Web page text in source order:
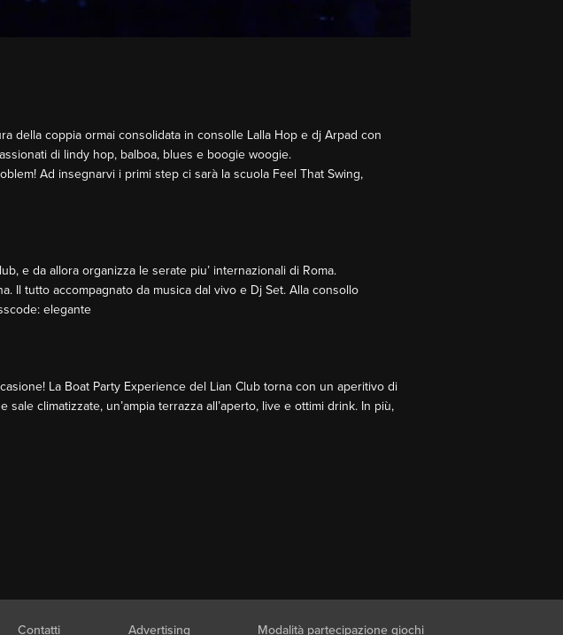
della coppia ormai consolidata in consolle Lalla Hop e dj Arpad con
di lindy hop, balboa, blues e boogie woogie.
Ad insegnarvi i primi step ci sarà la scuola Feel That Swing,
e da allora organizza le serate piu’ internazionali di Roma.
Il tutto accompagnato da musica dal vivo e Dj Set. Alla consollo
elegante
La Boat Party Experience del Lian Club torna con un aperitivo di
climatizzate, un’ampia terrazza all’aperto, live e ottimi drink. In più,
Contatti Advertising Modalità partecipazione giochi